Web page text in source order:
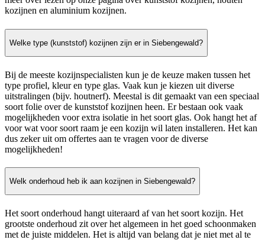
kozijnen en aluminium kozijnen.
Welke type (kunststof) kozijnen zijn er in Siebengewald?
Bij de meeste kozijnspecialisten kun je de keuze maken tussen het
type profiel, kleur en type glas. Vaak kun je kiezen uit diverse
uitstralingen (bijv. houtnerf). Meestal is dit gemaakt van een speciaal
soort folie over de kunststof kozijnen heen. Er bestaan ook vaak
mogelijkheden voor extra isolatie in het soort glas. Ook hangt het af
voor wat voor soort raam je een kozijn wil laten installeren. Het kan
dus zeker uit om offertes aan te vragen voor de diverse
mogelijkheden!
Welk onderhoud heb ik aan kozijnen in Siebengewald?
Het soort onderhoud hangt uiteraard af van het soort kozijn. Het
grootste onderhoud zit over het algemeen in het goed schoonmaken
met de juiste middelen. Het is altijd van belang dat je niet met al te